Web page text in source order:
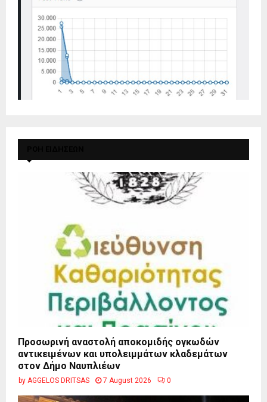
Προσωρινή αναστολή αποκομιδής ογκωδών
αντικειμένων και υπολειμμάτων κλαδεμάτων
στον Δήμο Ναυπλιέων
by AGGELOS DRITSAS 7 August 2026 0